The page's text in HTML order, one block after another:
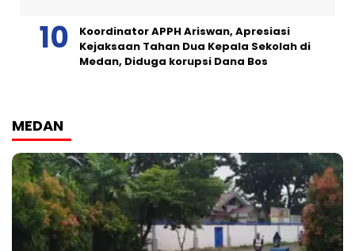
Koordinator APPH Ariswan, Apresiasi
Kejaksaan Tahan Dua Kepala Sekolah di
Medan, Diduga korupsi Dana Bos
MEDAN